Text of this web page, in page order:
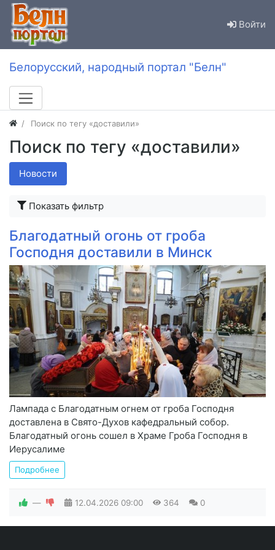
Войти
Белорусский, народный портал "Белн"
Поиск по тегу «доставили»
Поиск по тегу «доставили»
Новости
Показать фильтр
Благодатный огонь от гроба
Господня доставили в Минск
Лампада с Благодатным огнем от гроба Господня
доставлена в Свято-Духов кафедральный собор.
Благодатный огонь сошел в Храме Гроба Господня в
Иерусалиме
Подробнее
— 12.04.2026 09:00 364 0